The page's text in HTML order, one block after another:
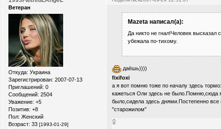
Ветеран
Откуда: Украина
Зарегистрирован: 2007-07-13
Приглашений: 0
Сообщений: 2504
Уважение: +5
Позитив: +8
Пол: Женский
Возраст: 33 [1993-01-29]
Mazeta написал(а):
Да никто не гнал!Человек высказал
убежала по-тихому.
даёшь))))
fixifoxi
а я вот помню тоже по началу здесь
кажеться Оли здесь не было.Помню,сюда
было,сидела здесь днями.Постепенно
"старожилом"
0